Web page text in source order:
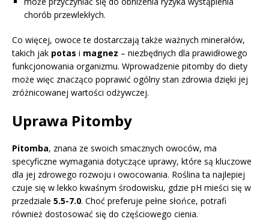
chorób przewlekłych.
Co więcej, owoce te dostarczają także ważnych minerałów,
takich jak potas i magnez – niezbędnych dla prawidłowego
funkcjonowania organizmu. Wprowadzenie pitomby do diety
może więc znacząco poprawić ogólny stan zdrowia dzięki jej
zróżnicowanej wartości odżywczej.
Uprawa Pitomby
Pitomba, znana ze swoich smacznych owoców, ma
specyficzne wymagania dotyczące uprawy, które są kluczowe
dla jej zdrowego rozwoju i owocowania. Roślina ta najlepiej
czuje się w lekko kwaśnym środowisku, gdzie pH mieści się w
przedziale 5.5-7.0. Choć preferuje pełne słońce, potrafi
również dostosować się do częściowego cienia.